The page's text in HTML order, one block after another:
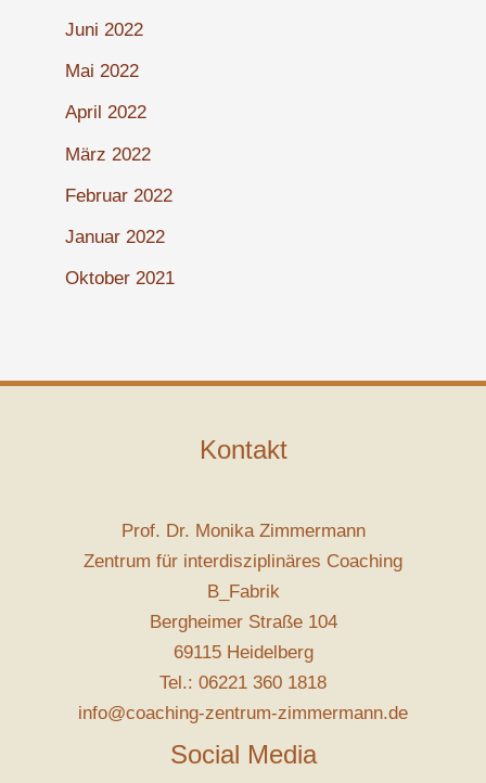
Juni 2022
Mai 2022
April 2022
März 2022
Februar 2022
Januar 2022
Oktober 2021
Kontakt
Prof. Dr. Monika Zimmermann
Zentrum für interdisziplinäres Coaching
B_Fabrik
Bergheimer Straße 104
69115 Heidelberg
Tel.: 06221 360 1818
info@coaching-zentrum-zimmermann.de
Social Media